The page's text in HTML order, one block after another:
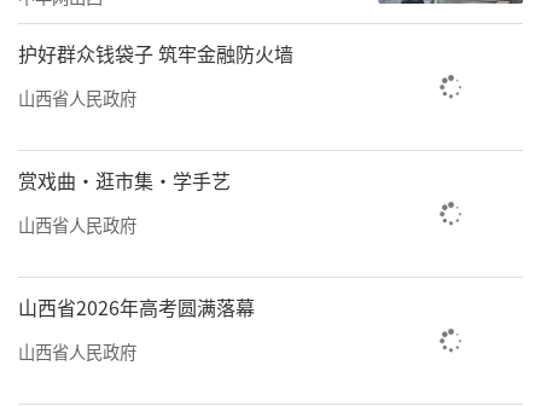
护好群众钱袋子 筑牢金融防火墙
山西省人民政府
赏戏曲·逛市集·学手艺
山西省人民政府
山西省2026年高考圆满落幕
山西省人民政府